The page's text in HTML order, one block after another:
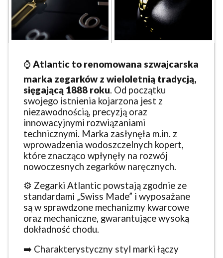
⌚ Atlantic to renomowana szwajcarska
marka zegarków z wieloletnią tradycją,
sięgającą 1888 roku. Od początku
swojego istnienia kojarzona jest z
niezawodnością, precyzją oraz
innowacyjnymi rozwiązaniami
technicznymi. Marka zasłynęła m.in. z
wprowadzenia wodoszczelnych kopert,
które znacząco wpłynęły na rozwój
nowoczesnych zegarków naręcznych.
⚙️ Zegarki Atlantic powstają zgodnie ze
standardami „Swiss Made” i wyposażane
są w sprawdzone mechanizmy kwarcowe
oraz mechaniczne, gwarantujące wysoką
dokładność chodu.
➡️ Charakterystyczny styl marki łączy